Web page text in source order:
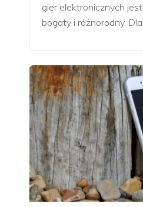
gier elektronicznych
bogaty i różnorodny.